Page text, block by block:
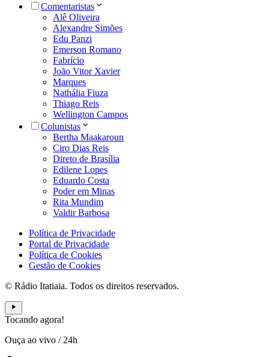
Comentaristas
Alê Oliveira
Alexandre Simões
Edu Panzi
Emerson Romano
Fabrício
João Vitor Xavier
Marques
Nathália Fiuza
Thiago Reis
Wellington Campos
Colunistas
Bertha Maakaroun
Ciro Dias Reis
Direto de Brasília
Edilene Lopes
Eduardo Costa
Poder em Minas
Rita Mundim
Valdir Barbosa
Política de Privacidade
Portal de Privacidade
Política de Cookies
Gestão de Cookies
© Rádio Itatiaia. Todos os direitos reservados.
Tocando agora!
Ouça ao vivo / 24h